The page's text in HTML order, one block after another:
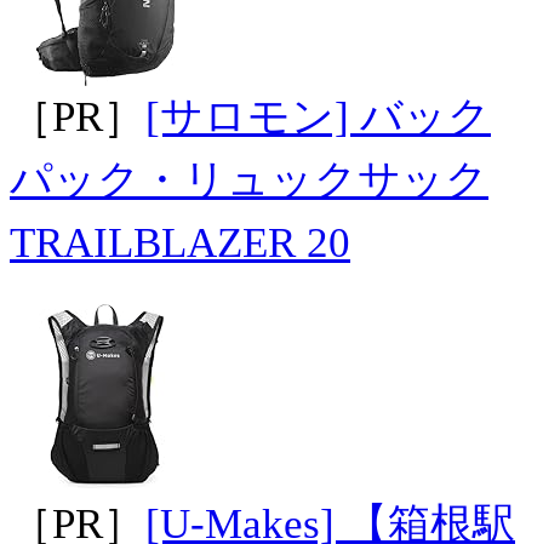
［PR］ [サロモン] バック
パック・リュックサック
TRAILBLAZER 20
［PR］ [U-Makes] 【箱根駅